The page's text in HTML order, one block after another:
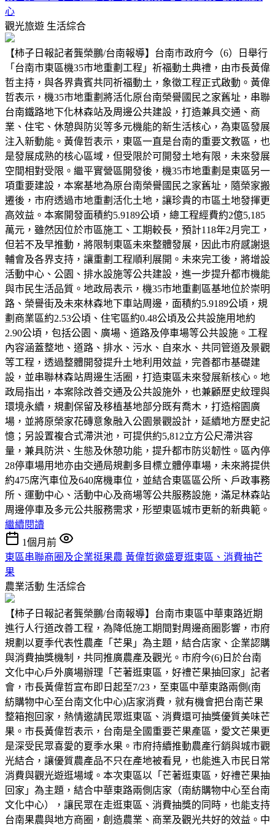
心
觀光旅遊 生活綜合
【柿子日報記者龔榮鵬/台南報導】台南市政府今（6）日舉行
「台南市東區機35市地重劃工程」祈福動土典禮，由市長黃偉
哲主持，與各界貴賓共同祈福動土，象徵工程正式啟動。黃偉
哲表示，機35市地重劃將活化原台南榮譽國民之家舊址，串聯
台南鐵路地下化林森站及周邊公共建設，打造兼具交通、商
業、住宅、休憩與防災等多元機能的新生活核心，為東區發展
注入新動能。黃偉哲表示，東區一直是台南的重要文教區，也
是發展成熟的核心區域，但受限於可開發土地有限，未來發展
空間相對受限。繼平實營區開發後，機35市地重劃是東區另一
項重要建設，本案基地為原台南榮譽國民之家舊址，隨榮家搬
遷後，市府透過市地重劃活化土地，讓珍貴的市區土地發揮更
高效益。本案開發面積約5.9189公頃，總工程經費約2億5,185
萬元，雖然因位於市區施工、工期較長，預計118年2月完工，
但若不及早推動，將限制東區未來整體發展，因此市府感謝退
輔會及各界支持，讓重劃工程順利展開。未來完工後，將增設
活動中心、公園、排水設施等公共建設，進一步提升都市機能
與市民生活品質。地政局表示，機35市地重劃區基地位於崇明
路、榮譽街及未來林森地下車站周邊，面積約5.9189公頃，規
劃商業區約2.53公頃、住宅區約0.48公頃及公共設施用地約
2.90公頃，包括公園、廣場、道路及停車場等公共設施。工程
內容涵蓋整地、道路、排水、污水、自來水、共同管道及景觀
等工程，透過整體開發提升土地利用效益，完善都市基礎建
設，並串聯林森站周邊生活圈，打造東區未來發展新核心。地
政局指出，本案除改善交通及公共設施外，也兼顧歷史紋理與
環境永續，規劃保留及移植基地部分既有喬木，打造榕園廣
場，並將原榮家花磚意象融入公園景觀設計，延續地方歷史記
憶；另設置複合式滯洪池，可提供約5,812立方公尺滯洪容
量，兼具防洪、生態及休憩功能，提升都市防災韌性。區內停
28停車場用地亦由交通局規劃多目標立體停車場，未來將提供
約475席汽車位及640席機車位，並結合東區區公所、戶政事務
所、運動中心、活動中心及商場等公共服務設施，滿足林森站
周邊停車及多元公共服務需求，形塑東區城市更新的新典範。
繼續閱讀
1個月前
東區串聯商圈及企業挺果農 黃偉哲邀盛夏逛東區、消費抽芒
果
農業活動 生活綜合
【柿子日報記者龔榮鵬/台南報導】台南市東區中華東路近期
進行人行道改善工程，為降低施工期間對周邊商圈影響，市府
規劃以夏季代表性農產「芒果」為主題，結合店家、企業認購
與消費抽獎機制，共同推廣農產及觀光。市府今(6)日於台南
文化中心戶外廣場辦理「芒著逛東區，好禮芒果抽回家」記者
會，市長黃偉哲宣布即日起至7/23，至東區中華東路兩側(南
紡購物中心至台南文化中心)店家消費，就有機會把台南芒果
整箱抱回家，熱情邀請民眾逛東區、消費還可抽獎優質美味芒
果。市長黃偉哲表示，台南是全國重要芒果產區，愛文芒果更
是深受民眾喜愛的夏季水果。市府持續推動農產行銷與城市觀
光結合，讓優質農產品不只在產地被看見，也能進入市民日常
消費與觀光遊逛場域。本次東區以「芒著逛東區，好禮芒果抽
回家」為主題，結合中華東路兩側店家（南紡購物中心至台南
文化中心），讓民眾在走逛東區、消費抽獎的同時，也能支持
台南果農與地方商圈，創造農業、商業及觀光共好的效益。中